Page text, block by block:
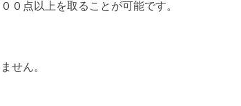
０点以上を取ることが可能です。
せん。